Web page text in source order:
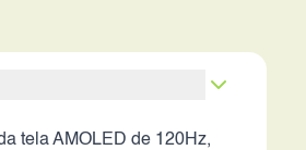
tela AMOLED de 120Hz,